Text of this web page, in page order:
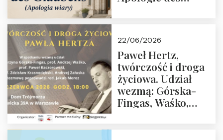
02.07.2026 r. godz.
18:00.
22/06/2026
Paweł Hertz,
twórczość i droga
życiowa. Udział
wezmą: Górska-
Fingas, Waśko,